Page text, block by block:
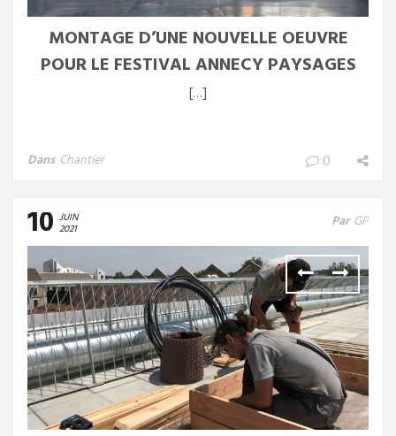
MONTAGE D’UNE NOUVELLE OEUVRE
POUR LE FESTIVAL ANNECY PAYSAGES
[…]
Dans Chantier 0
10 JUIN
2021 Par GP